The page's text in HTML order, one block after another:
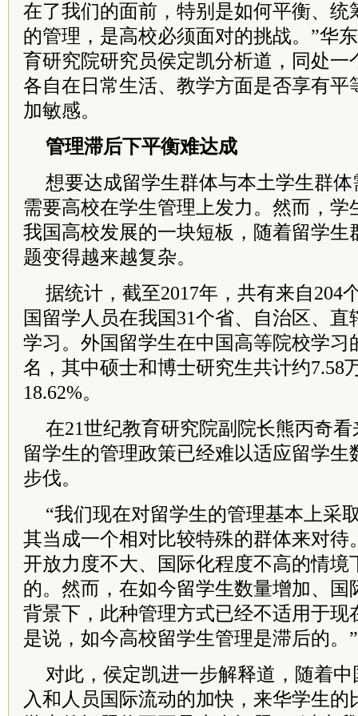
在了我们的面前，特别是如何平衡、统
的管理，是高校必须面对的挑战。”华
育研究院研究员侯定凯分析道，同处一
各自在日常生活、教学方面是否享有平
加敏感。
管理滞后下平衡难达成
想要达成留学生群体与本土学生群
需要高校在学生管理上发力。然而，学
我国高校发展的一块短板，随着留学生
题变得越来越复杂。
据统计，截至2017年，共有来自204
国留学人员在我国31个省、自治区、直
学习。外国留学生在中国高等院校学习
名，其中硕士和博士研究生共计约7.58
18.62%。
在21世纪教育研究院副院长熊丙奇
留学生的管理政策已经难以适应留学生
步伐。
“我们现在对留学生的管理基本上采
其当成一个相对比较特殊的群体来对待
开放力度不大、国际化程度不高的情境
的。然而，在如今留学生数量增加、国
背景下，此种管理方式已经不适用于现
是说，如今高校留学生管理是滞后的。
对此，侯定凯进一步解释道，随着
入和人员国际流动的加快，来华学生的